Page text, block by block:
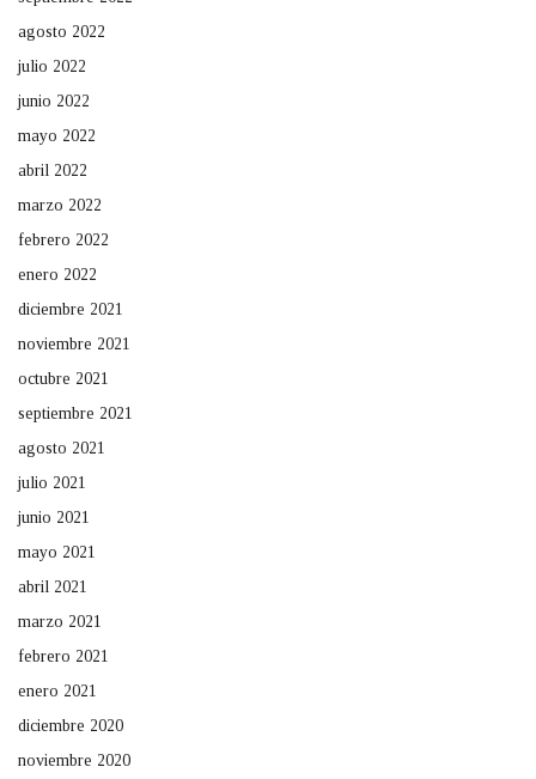
agosto 2022
julio 2022
junio 2022
mayo 2022
abril 2022
marzo 2022
febrero 2022
enero 2022
diciembre 2021
noviembre 2021
octubre 2021
septiembre 2021
agosto 2021
julio 2021
junio 2021
mayo 2021
abril 2021
marzo 2021
febrero 2021
enero 2021
diciembre 2020
noviembre 2020